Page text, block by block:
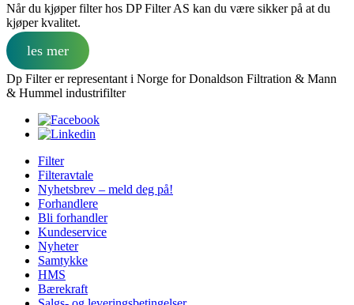
Når du kjøper filter hos DP Filter AS kan du være sikker på at du
kjøper kvalitet.
les mer
Dp Filter er representant i Norge for Donaldson Filtration & Mann
& Hummel industrifilter
Filter
Filteravtale
Nyhetsbrev – meld deg på!
Forhandlere
Bli forhandler
Kundeservice
Nyheter
Samtykke
HMS
Bærekraft